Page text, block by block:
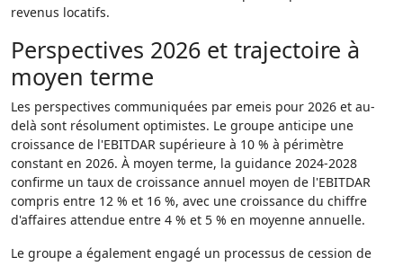
revenus locatifs.
Perspectives 2026 et trajectoire à
moyen terme
Les perspectives communiquées par emeis pour 2026 et au-
delà sont résolument optimistes. Le groupe anticipe une
croissance de l'EBITDAR supérieure à 10 % à périmètre
constant en 2026. À moyen terme, la guidance 2024-2028
confirme un taux de croissance annuel moyen de l'EBITDAR
compris entre 12 % et 16 %, avec une croissance du chiffre
d'affaires attendue entre 4 % et 5 % en moyenne annuelle.
Le groupe a également engagé un processus de cession de